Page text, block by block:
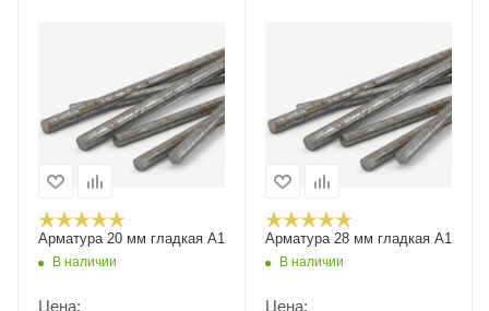
Арматура 20 мм гладкая А1
В наличии
Цена:
Арматура 28 мм гладкая А1
В наличии
Цена: